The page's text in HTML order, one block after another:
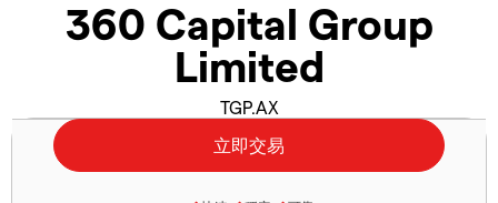
360 Capital Group
Limited
TGP.AX